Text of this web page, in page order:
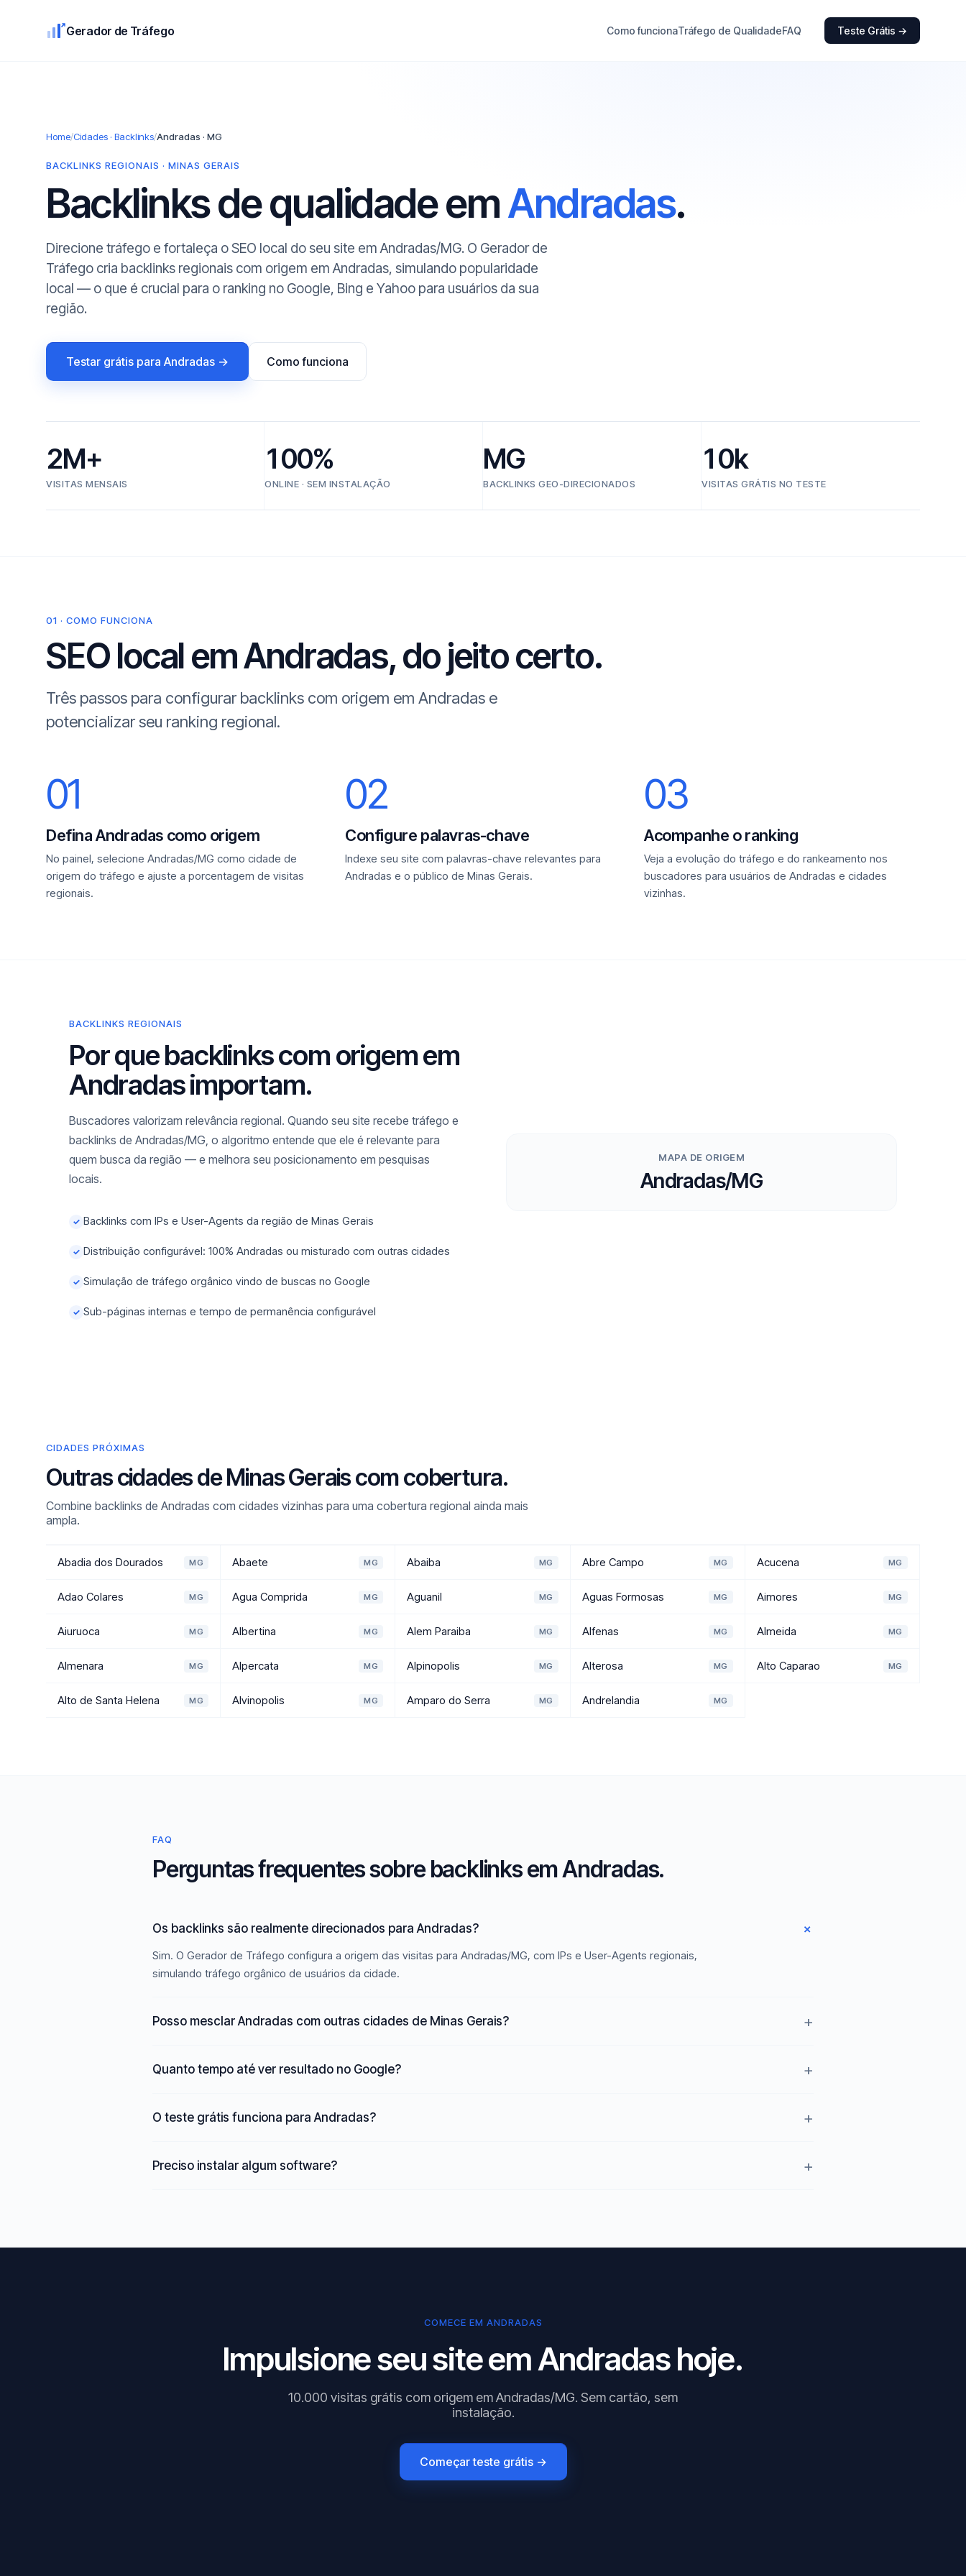
Gerador de Tráfego Como funcionaTráfego de QualidadeFAQ Teste Grátis →
Home/Cidades · Backlinks/Andradas · MG
BACKLINKS REGIONAIS · MINAS GERAIS
Backlinks de qualidade emAndradas.
Direcione tráfego e fortaleça o SEO local do seu site em Andradas/MG. O Gerador de
Tráfego cria backlinks regionais com origem em Andradas, simulando popularidade
local — o que é crucial para o ranking no Google, Bing e Yahoo para usuários da sua
região.
Testar grátis para Andradas → Como funciona
2M+
VISITAS MENSAIS
100%
ONLINE · SEM INSTALAÇÃO
MG
BACKLINKS GEO-DIRECIONADOS
10k
VISITAS GRÁTIS NO TESTE
01 · COMO FUNCIONA
SEO local em Andradas, do jeito certo.
Três passos para configurar backlinks com origem em Andradas e
potencializar seu ranking regional.
01
Defina Andradas como origem
No painel, selecione Andradas/MG como cidade de
origem do tráfego e ajuste a porcentagem de visitas
regionais.
02
Configure palavras-chave
Indexe seu site com palavras-chave relevantes para
Andradas e o público de Minas Gerais.
03
Acompanhe o ranking
Veja a evolução do tráfego e do rankeamento nos
buscadores para usuários de Andradas e cidades
vizinhas.
BACKLINKS REGIONAIS
Por que backlinks com origem em
Andradas importam.
Buscadores valorizam relevância regional. Quando seu site recebe tráfego e
backlinks de Andradas/MG, o algoritmo entende que ele é relevante para
quem busca da região — e melhora seu posicionamento em pesquisas
locais.
✓ Backlinks com IPs e User-Agents da região de Minas Gerais
✓ Distribuição configurável: 100% Andradas ou misturado com outras cidades
✓ Simulação de tráfego orgânico vindo de buscas no Google
✓ Sub-páginas internas e tempo de permanência configurável
MAPA DE ORIGEM
Andradas/MG
CIDADES PRÓXIMAS
Outras cidades de Minas Gerais com cobertura.
Combine backlinks de Andradas com cidades vizinhas para uma cobertura regional ainda mais
ampla.
Abadia dos Dourados MG Abaete MG Abaiba MG Abre Campo MG Acucena MG
Adao Colares MG Agua Comprida MG Aguanil MG Aguas Formosas MG Aimores MG
Aiuruoca MG Albertina MG Alem Paraiba MG Alfenas MG Almeida MG
Almenara MG Alpercata MG Alpinopolis MG Alterosa MG Alto Caparao MG
Alto de Santa Helena MG Alvinopolis MG Amparo do Serra MG Andrelandia MG
FAQ
Perguntas frequentes sobre backlinks em Andradas.
Os backlinks são realmente direcionados para Andradas?
Sim. O Gerador de Tráfego configura a origem das visitas para Andradas/MG, com IPs e User-Agents regionais,
simulando tráfego orgânico de usuários da cidade.
Posso mesclar Andradas com outras cidades de Minas Gerais?
Quanto tempo até ver resultado no Google?
O teste grátis funciona para Andradas?
Preciso instalar algum software?
COMECE EM ANDRADAS
Impulsione seu site em Andradas hoje.
10.000 visitas grátis com origem em Andradas/MG. Sem cartão, sem
instalação.
Começar teste grátis →